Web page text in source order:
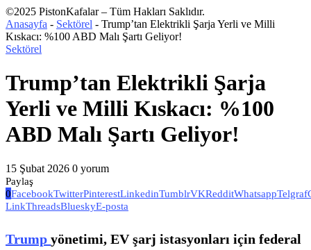
©2025 PistonKafalar – Tüm Hakları Saklıdır.
Anasayfa - Sektörel - Trump’tan Elektrikli Şarja Yerli ve Milli
Kıskacı: %100 ABD Malı Şartı Geliyor!
Sektörel
Trump’tan Elektrikli Şarja
Yerli ve Milli Kıskacı: %100
ABD Malı Şartı Geliyor!
15 Şubat 2026 0 yorum
Paylaş
0FacebookTwitterPinterestLinkedinTumblrVKRedditWhatsappTelgraf
LinkThreadsBlueskyE-posta
Trump yönetimi, EV şarj istasyonları için federal